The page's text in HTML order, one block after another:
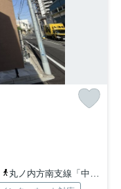
丸ノ内方南支線「中野富士見町」駅 徒歩9分